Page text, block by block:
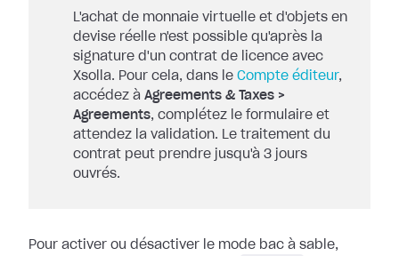
L'achat de monnaie virtuelle et d'objets en
devise réelle n'est possible qu'après la
signature d'un contrat de licence avec
Xsolla. Pour cela, dans le Compte éditeur,
accédez à Agreements & Taxes >
Agreements, complétez le formulaire et
attendez la validation. Le traitement du
contrat peut prendre jusqu'à 3 jours
ouvrés.
Pour activer ou désactiver le mode bac à sable,